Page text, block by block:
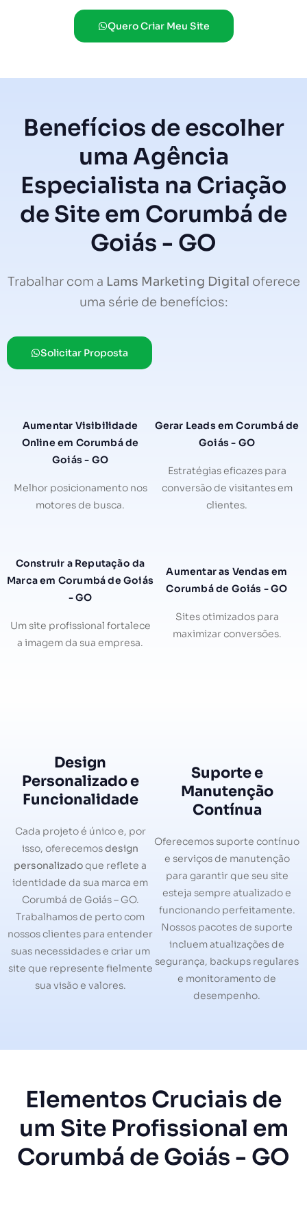
Quero Criar Meu Site
Benefícios de escolher
uma Agência
Especialista na Criação
de Site em Corumbá de
Goiás - GO
Trabalhar com a Lams Marketing Digital oferece
uma série de benefícios:
Solicitar Proposta
Aumentar Visibilidade
Online em Corumbá de
Goiás - GO
Melhor posicionamento nos
motores de busca.
Gerar Leads em Corumbá de
Goiás - GO
Estratégias eficazes para
conversão de visitantes em
clientes.
Construir a Reputação da
Marca em Corumbá de Goiás
- GO
Um site profissional fortalece
a imagem da sua empresa.
Aumentar as Vendas em
Corumbá de Goiás - GO
Sites otimizados para
maximizar conversões.
Design
Personalizado e
Funcionalidade
Cada projeto é único e, por
isso, oferecemosdesign
personalizadoque reflete a
identidade da sua marca em
Corumbá de Goiás – GO.
Trabalhamos de perto com
nossos clientes para entender
suas necessidades e criar um
site que represente fielmente
sua visão e valores.
Suporte e
Manutenção
Contínua
Oferecemos suporte contínuo
e serviços de manutenção
para garantir que seu site
esteja sempre atualizado e
funcionando perfeitamente.
Nossos pacotes de suporte
incluem atualizações de
segurança, backups regulares
e monitoramento de
desempenho.
Elementos Cruciais de
um Site Profissional em
Corumbá de Goiás - GO